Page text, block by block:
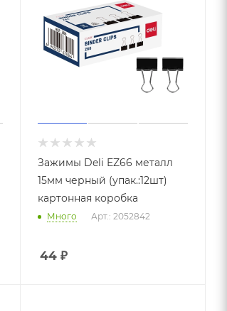
Зажимы Deli EZ66 металл
15мм черный (упак.:12шт)
картонная коробка
Много Арт.: 2052842
44 ₽